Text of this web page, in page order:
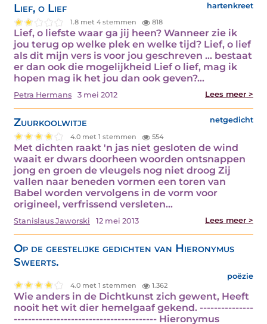
Lief, o Lief hartenkreet
1.8 met 4 stemmen 818
Lief, o liefste waar ga jij heen? Wanneer zie ik
jou terug op welke plek en welke tijd? Lief, o lief
als dit mijn vers is voor jou geschreven ... bestaat
er dan ook die mogelijkheid Lief o lief, mag ik
hopen mag ik het jou dan ook geven?…
Petra Hermans 3 mei 2012 Lees meer >
Zuurkoolwitje netgedicht
4.0 met 1 stemmen 554
Met dichten raakt 'n jas niet gesloten de wind
waait er dwars doorheen woorden ontsnappen
jong en groen de vleugels nog niet droog Zij
vallen naar beneden vormen een toren van
Babel worden vervolgens in de vorm voor
origineel, verfrissend versleten…
Stanislaus Jaworski 12 mei 2013 Lees meer >
Op de geestelijke gedichten van Hieronymus
Sweerts.
poëzie
4.0 met 1 stemmen 1.362
Wie anders in de Dichtkunst zich gewent, Heeft
nooit het wit dier hemelgaaf gekend. ---------------
---------------------------------------- Hieronymus